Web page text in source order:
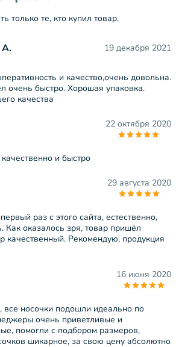
только те, кто купил товар.
А. 19 декабря 2021
и качество,очень довольна.
очень быстро. Хорошая упаковка.
качества
22 октября 2020
и быстро
29 августа 2020
раз с этого сайта, естественно,
Как оказалось зря, товар пришёл
качественный. Рекомендую, продукция
16 июня 2020
все носочки подошли идеально по
очень приветливые и
помогли с подбором размеров,
шикарное, за свою цену абсолютно